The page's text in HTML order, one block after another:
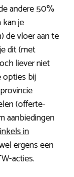
andere 50%
kan je
de vloer aan te
dit (met
liever niet
opties bij
(offerte-
aanbiedingen
in
ergens een
acties.